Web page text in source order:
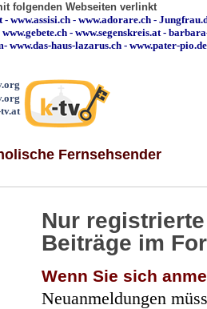
folgenden Webseiten verlinkt
- www.assisi.ch - www.adorare.ch -
www.gebete.ch - www.segenskreis.at-
- www.das-haus-lazarus.ch - www.pater-pio.de
Fernsehsender
Nur
Beiträge im
Wenn Sie sich
Neuanmeldungen